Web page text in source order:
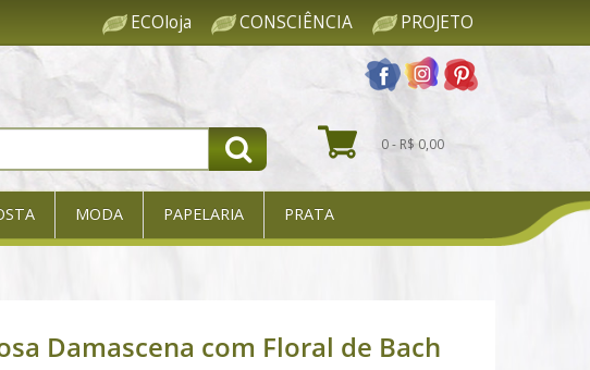
ECOloja CONSCIÊNCIA PROJETO
0 - R$ 0,00
MODA PAPELARIA PRATA
Damascena com Floral de Bach